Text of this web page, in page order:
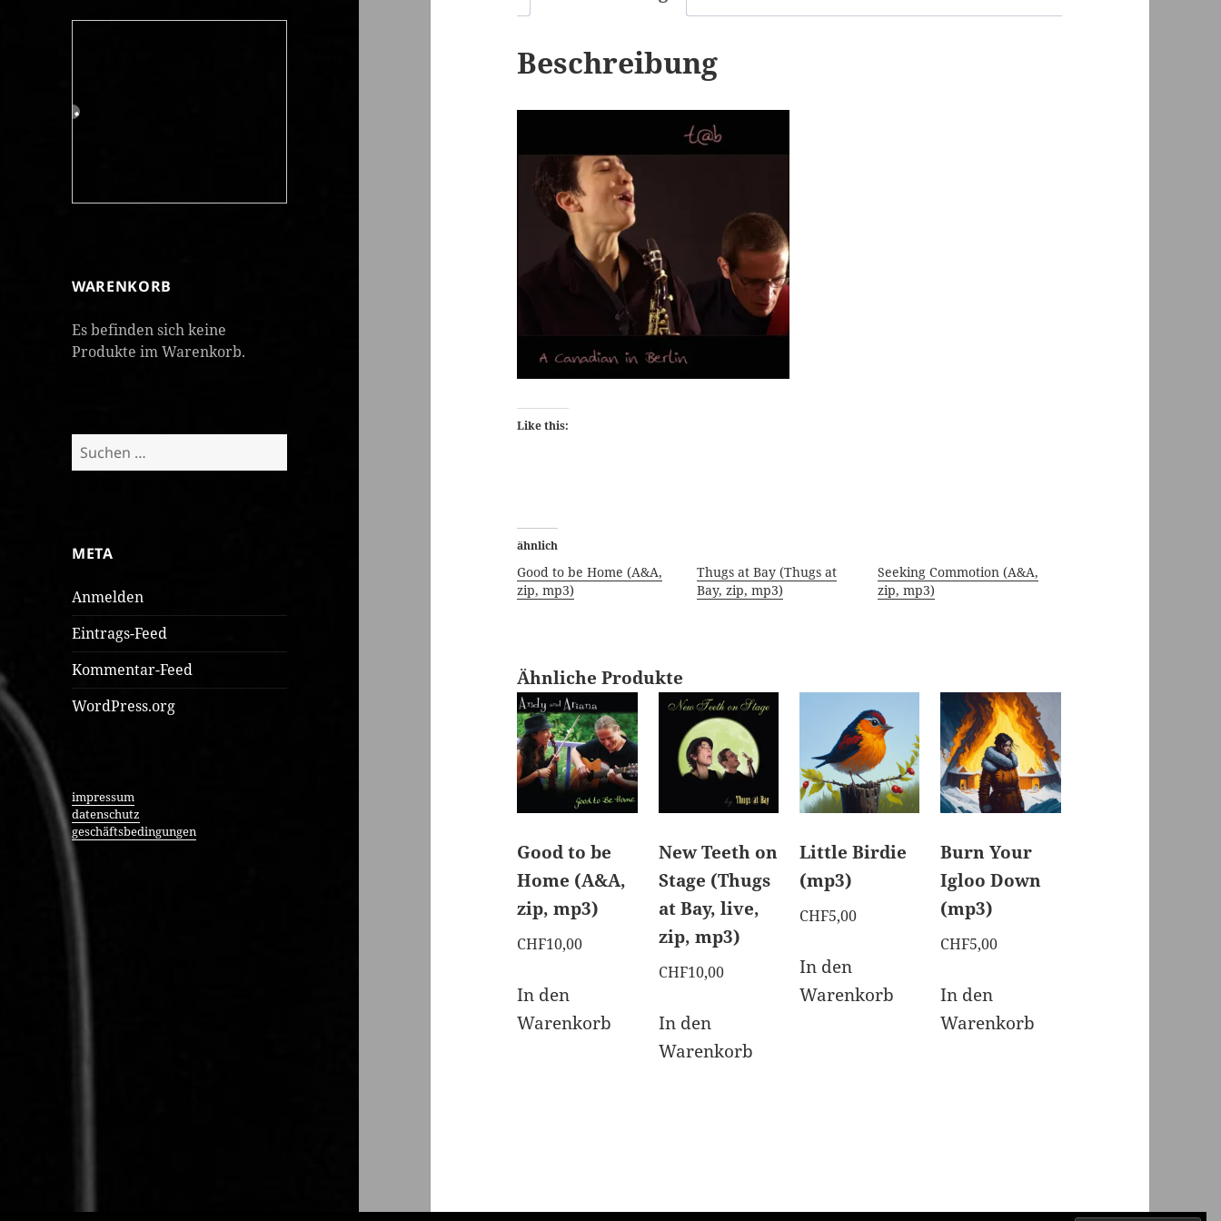
WARENKORB
Es befinden sich keine
Produkte im Warenkorb.
Suchen
nach:
META
Anmelden
Eintrags-Feed
Kommentar-Feed
WordPress.org
impressum
datenschutz
geschäftsbedingungen
Beschreibung
Like this:
ähnlich
Good to be Home (A&A,
zip, mp3)
Thugs at Bay (Thugs at
Bay, zip, mp3)
Seeking Commotion (A&A,
zip, mp3)
Ähnliche Produkte
Good to be
Home (A&A,
zip, mp3)
CHF10,00
In den
Warenkorb
New Teeth on
Stage (Thugs
at Bay, live,
zip, mp3)
CHF10,00
In den
Warenkorb
Little Birdie
(mp3)
CHF5,00
In den
Warenkorb
Burn Your
Igloo Down
(mp3)
CHF5,00
In den
Warenkorb